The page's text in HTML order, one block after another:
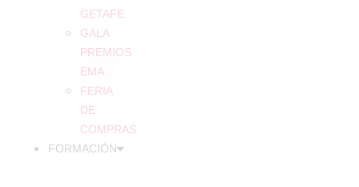
GETAFE
GALA
PREMIOS
EMA
FERIA
DE
COMPRAS
FORMACIÓN